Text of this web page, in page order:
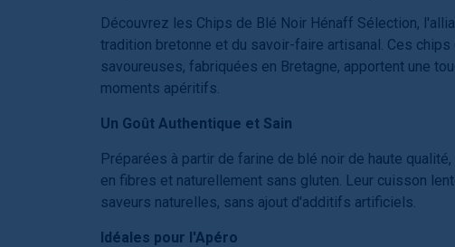
Découvrez les Chips de Blé Noir Hénaff Sélection,
tradition bretonne et du savoir-faire artisanal. Ces
savoureuses, fabriquées en Bretagne, apportent une
moments apéritifs.
Un Goût Authentique et Sain
Préparées à partir de farine de blé noir de haute
en fibres et naturellement sans gluten. Leur cuisson
saveurs naturelles, sans ajout d'additifs artificiels.
Idéales pour l'Apéro